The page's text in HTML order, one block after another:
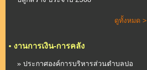
ดูทั้งหมด >
• งานการเงิน-การคลัง
» ประกาศองค์การบริหารส่วนตำบลปอ